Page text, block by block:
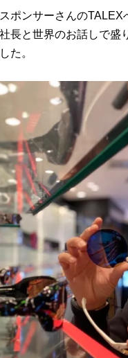
ポンサーさんの
長と世界のお話しで盛
た。